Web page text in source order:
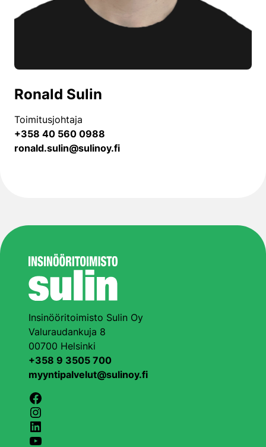
Ronald Sulin
Toimitusjohtaja
+358 40 560 0988
ronald.sulin@sulinoy.fi
Insinööritoimisto Sulin Oy
Valuraudankuja 8
00700 Helsinki
+358 9 3505 700
myyntipalvelut@sulinoy.fi
Facebook
Instagram
LinkedIn
YouTube